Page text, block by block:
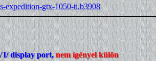
expedition-gtx-1050-ti.b3908
display port,nem igényel külön